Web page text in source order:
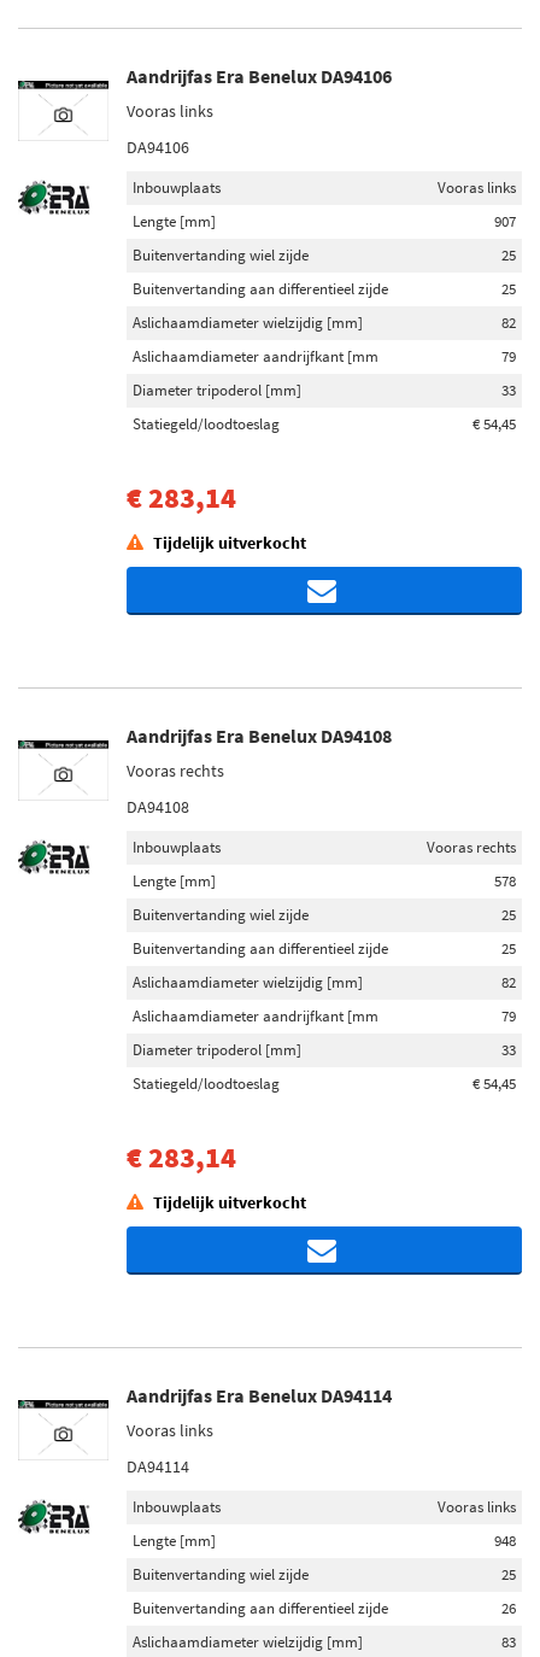
Aandrijfas Era Benelux DA94106
Vooras links
DA94106
Inbouwplaats
Vooras links
Lengte [mm]
907
Buitenvertanding wiel zijde
25
Buitenvertanding aan differentieel zijde
25
Aslichaamdiameter wielzijdig [mm]
82
Aslichaamdiameter aandrijfkant [mm
79
Diameter tripoderol [mm]
33
Statiegeld/loodtoeslag
€ 54,45
€ 283,14
Tijdelijk uitverkocht
Aandrijfas Era Benelux DA94108
Vooras rechts
DA94108
Inbouwplaats
Vooras rechts
Lengte [mm]
578
Buitenvertanding wiel zijde
25
Buitenvertanding aan differentieel zijde
25
Aslichaamdiameter wielzijdig [mm]
82
Aslichaamdiameter aandrijfkant [mm
79
Diameter tripoderol [mm]
33
Statiegeld/loodtoeslag
€ 54,45
€ 283,14
Tijdelijk uitverkocht
Aandrijfas Era Benelux DA94114
Vooras links
DA94114
Inbouwplaats
Vooras links
Lengte [mm]
948
Buitenvertanding wiel zijde
25
Buitenvertanding aan differentieel zijde
26
Aslichaamdiameter wielzijdig [mm]
83